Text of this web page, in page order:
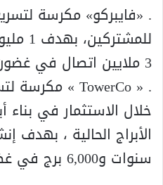
. «فايبركو» مكرسة
3 ملايين اتصال في غضون 5 سنوات ؛
خلال الاستثمار في بناء
سنوات و6,000 برج في غضون 10 سنوات.